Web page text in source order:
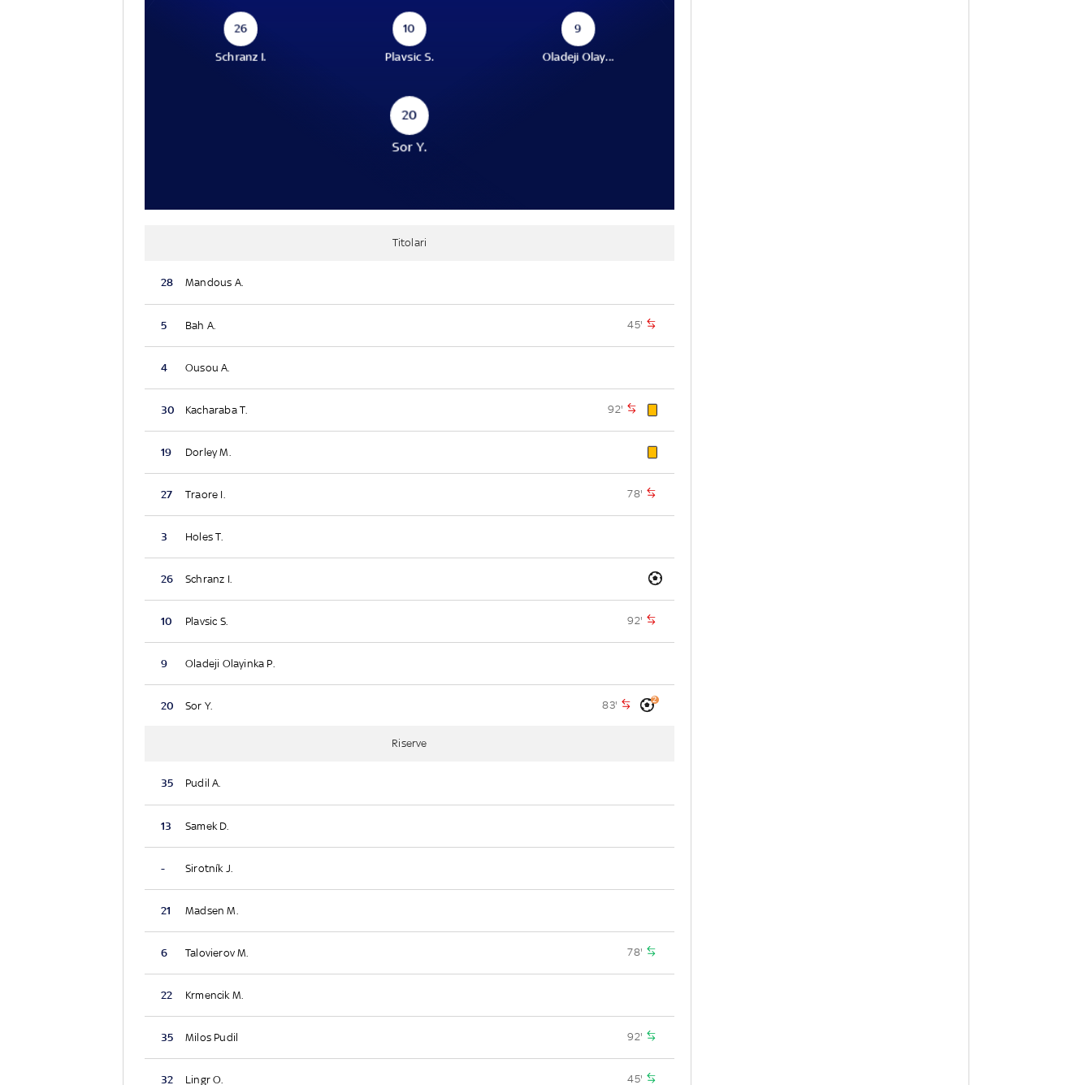
26
Schranz I.
10
Plavsic S.
9
Oladeji Olay...
20
Sor Y.
Titolari
28 Mandous A.
5 Bah A. 45'
4 Ousou A.
30 Kacharaba T. 92'
19 Dorley M.
27 Traore I. 78'
3 Holes T.
26 Schranz I.
10 Plavsic S. 92'
9 Oladeji Olayinka P.
20 Sor Y. 83' 2
Riserve
35 Pudil A.
13 Samek D.
- Sirotník J.
21 Madsen M.
6 Talovierov M. 78'
22 Krmencik M.
35 Milos Pudil 92'
32 Lingr O. 45'